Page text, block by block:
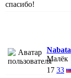
спасибо!
Nabata
Малёк
17 33